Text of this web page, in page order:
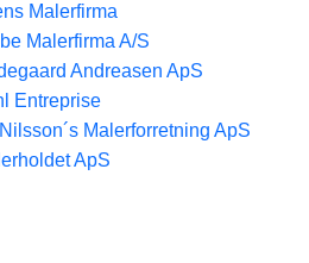
Malerfirma
Malerfirma A/S
Andreasen ApS
Entreprise
Malerforretning ApS
ApS